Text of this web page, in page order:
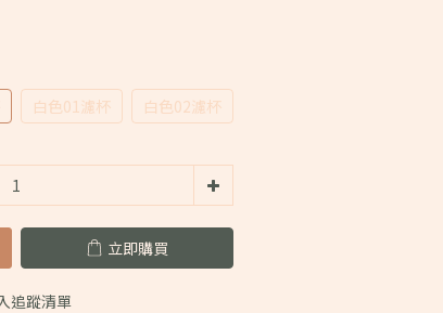
白色01濾杯 白色02濾杯
立即購買
追蹤清單